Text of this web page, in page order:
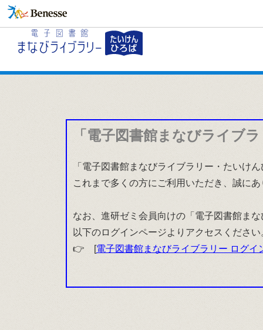
「電子図書館まなびライブ
「電子図書館まなびライブラリー・たいけ
これまで多くの方にご利用いただき、誠に
なお、進研ゼミ会員向けの「電子図書館ま
以下のログインページよりアクセスください
👉 [電子図書館まなびライブラリー ログイ